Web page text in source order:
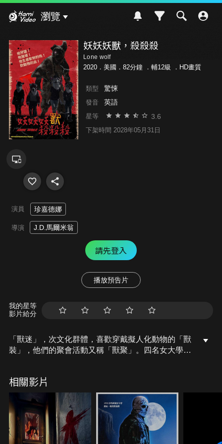
瀏覽
妖妖妖獸，殺殺殺
Lone wolf
2020．美國．82分鐘 ． 輔12級 ．HD畫質
類型 驚悚
發音 英語
星等 3.6
下架時間 2028年05月31日
演員 珍嘉德娜
導演 J.D.馬爾米翁
請先登入
播放預告片
我的星等
影片給分
「獸迷」，次文化群體，喜歡穿戴擬人化動物的「獸
裝」，他們的聚會活動又稱「獸聚」。四名女大學生
酒醉的漢娜不小心嘔吐在虎哥身上，她們因此被趕出
獸聚，當她們決定來到瓦倫蒂娜的別墅續攤開趴，沒
想到眾多獸迷之間，竟有一名真正的獸人，他是號稱
「孤狼」的連環殺手，他狩獵、他狼嚎、他生吞動物
的肉，甚至將獸皮縫在活生生的人質身上，他將大開
殺戒，血洗獸聚派對。
相關影片